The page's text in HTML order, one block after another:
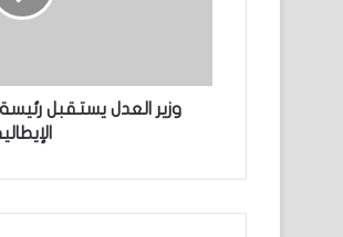
وزير العدل يستقبل